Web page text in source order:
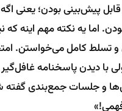
قابل پیش‌بینی بودن؛ یعنی
اما یه نکته مهم اینه
تسلط کامل می‌خواستن.
دیدن پاسخنامه
و جلسات جمع‌بندی